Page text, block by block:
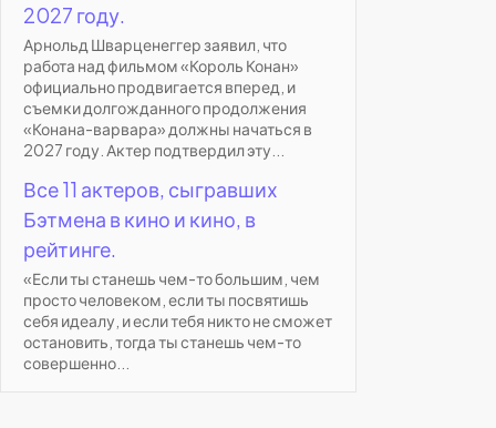
2027 году.
Арнольд Шварценеггер заявил, что
работа над фильмом «Король Конан»
официально продвигается вперед, и
съемки долгожданного продолжения
«Конана-варвара» должны начаться в
2027 году. Актер подтвердил эту...
Все 11 актеров, сыгравших
Бэтмена в кино и кино, в
рейтинге.
«Если ты станешь чем-то большим, чем
просто человеком, если ты посвятишь
себя идеалу, и если тебя никто не сможет
остановить, тогда ты станешь чем-то
совершенно...